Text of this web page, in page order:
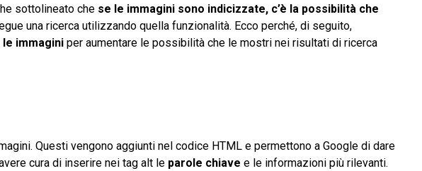
sottolineato che se le immagini sono indicizzate, c’è la possibilità che
una ricerca utilizzando quella funzionalità. Ecco perché, di seguito,
immagini per aumentare le possibilità che le mostri nei risultati di ricerca
Questi vengono aggiunti nel codice HTML e permettono a Google di dare
cura di inserire nei tag alt le parole chiave e le informazioni più rilevanti.